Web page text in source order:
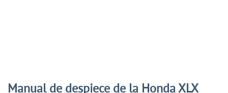
Manual de despiece de la Honda XLX